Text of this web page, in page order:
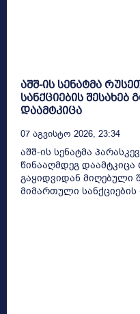
აშშ-ის სენატმა
სანქციების
დაამტკიცა
07 Აგვისტო 2026, 23:34
აშშ-ის სენატმა
წინააღმდეგ
გაყიდვიდან მიღებული
მიმართული